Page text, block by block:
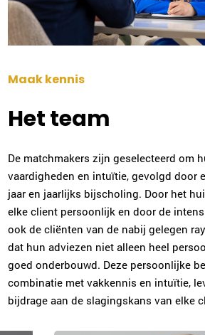
Maak kennis
Het team
De matchmakers zijn geselecteerd om
vaardigheden en intuïtie, gevolgd door
jaar en jaarlijks bijscholing. Door het
elke client persoonlijk en door de
ook de cliënten van de nabij gelegen
dat hun adviezen niet alleen heel
goed onderbouwd. Deze persoonlijke
combinatie met vakkennis en intuïtie,
bijdrage aan de slagingskans van elke
Joyce
Venlo
Tilburg
013-2032016 |
Rene van Saane
Almelo
0546-700218 |